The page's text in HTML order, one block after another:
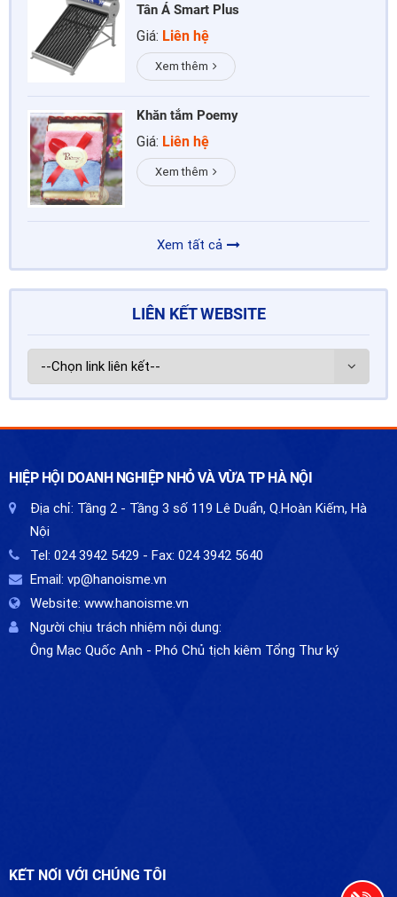
Tân Á Smart Plus
Giá: Liên hệ
Xem thêm
Khăn tắm Poemy
Giá: Liên hệ
Xem thêm
Xem tất cả
LIÊN KẾT WEBSITE
HIỆP HỘI DOANH NGHIỆP NHỎ VÀ VỪA TP HÀ NỘI
Địa chỉ: Tầng 2 - Tầng 3 số 119 Lê Duẩn, Q.Hoàn Kiếm, Hà
Nội
Tel: 024 3942 5429 - Fax: 024 3942 5640
Email: vp@hanoisme.vn
Website: www.hanoisme.vn
Người chịu trách nhiệm nội dung:
Ông Mạc Quốc Anh - Phó Chủ tịch kiêm Tổng Thư ký
KẾT NỐI VỚI CHÚNG TÔI